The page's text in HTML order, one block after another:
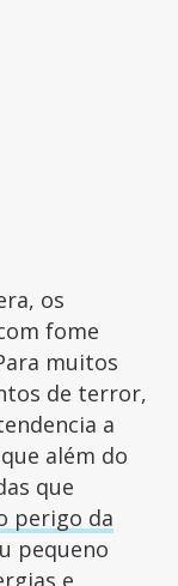
os
fome
muitos
de terror,
a
além do
que
perigo da
pequeno
e